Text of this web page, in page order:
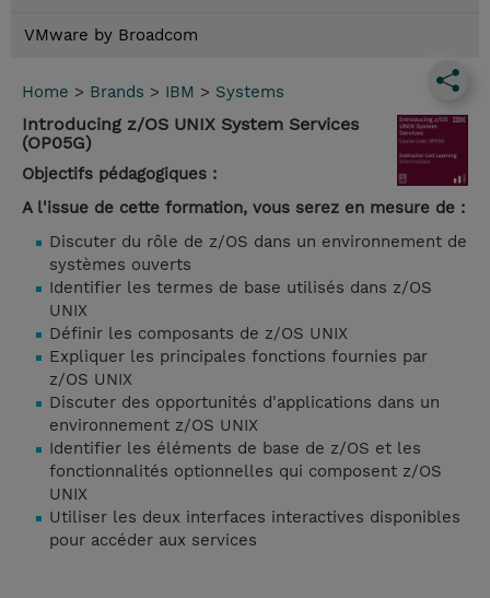
VMware by Broadcom
Home > Brands > IBM > Systems
Introducing z/OS UNIX System Services
(OP05G)
Objectifs pédagogiques :
A l'issue de cette formation, vous serez en mesure de :
Discuter du rôle de z/OS dans un environnement de
systèmes ouverts
Identifier les termes de base utilisés dans z/OS
UNIX
Définir les composants de z/OS UNIX
Expliquer les principales fonctions fournies par
z/OS UNIX
Discuter des opportunités d'applications dans un
environnement z/OS UNIX
Identifier les éléments de base de z/OS et les
fonctionnalités optionnelles qui composent z/OS
UNIX
Utiliser les deux interfaces interactives disponibles
pour accéder aux services